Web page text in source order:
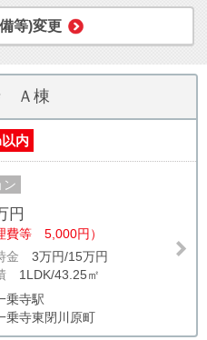
等)変更
Ａ棟
内
ン
円
費等 5,000円）
金 3万円/15万円
1LDK/43.25㎡
乗寺駅
乗寺東閉川原町